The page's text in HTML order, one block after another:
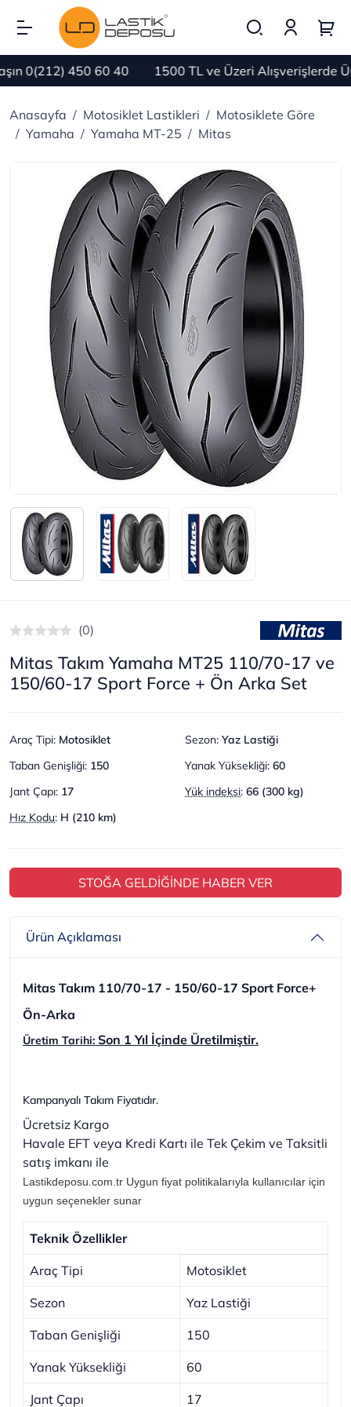
0(212) 450 60 40 1500 TL ve Üzeri Alışverişlerde
Anasayfa Motosiklet Lastikleri
Motosiklete Göre
Yamaha
Yamaha MT-25 Mitas
(0)
Mitas Takım Yamaha MT25 110/70-17 ve
150/60-17 Sport Force + Ön Arka Set
Araç Tipi: Motosiklet Sezon: Yaz Lastiği
Taban Genişliği: 150 Yanak Yüksekliği: 60
Jant Çapı: 17 Yük indeksi: 66 (300 kg)
Hız Kodu: H (210 km)
STOĞA GELDİĞİNDE HABER VER
Ürün Açıklaması
Mitas Takım 110/70-17 - 150/60-17 Sport Force+
Ön-Arka
Üretim Tarihi: Son 1 Yıl İçinde Üretilmiştir.
Kampanyalı Takım Fiyatıdır.
Ücretsiz Kargo
Havale EFT veya Kredi Kartı ile Tek Çekim ve Taksitli
satış imkanı ile
Lastikdeposu.com.tr Uygun fiyat politikalarıyla kullanıcılar için
uygun seçenekler sunar
Teknik Özellikler
Araç Tipi Motosiklet
Sezon Yaz Lastiği
Taban Genişliği 150
Yanak Yüksekliği 60
Jant Çapı 17